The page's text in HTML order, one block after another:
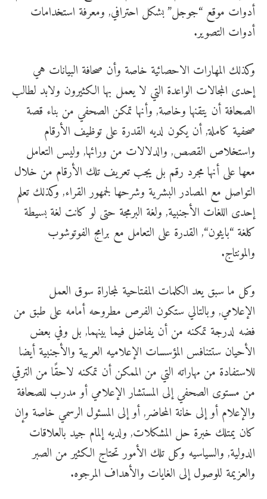
أدوات موقع “جوجل” بشكل احترافي, ومعرفة استخدامات
أدوات التصوير.
وكذلك المهارات الاحصائية خاصة وأن صحافة البيانات هي
إحدى المجالات الواعدة التي لا يعمل بها الكثيرون ولابد لطالب
الصحافة أن يتقنها وخاصة, وأنها تمكن الصحفي من بناء قصة
صحفية كاملة, أن يكون لديه القدرة على توظيف الأرقام
واستخلاص القصص, والدلالات من ورائها, وليس التعامل
معها على أنها مجرد رقم بل يجب تعريف تلك الأرقام من خلال
التواصل مع المصادر البشرية وشرحها لجمهور القراء, وكذلك تعلم
إحدى اللغات الأجنبية, ولغة البرمجة حتى لو كانت لغة بسيطة
كلغة “بايثون“, القدرة على التعامل مع برامج الفوتوشوب
والمونتاج.
وكل ما سبق يعد الكلمات المفتاحية لمجاراة سوق العمل
الإعلامي, وبالتالي ستكون الفرص مطروحه أمامه على طبق من
فضه لدرجة تمكنه من أن يفاضل فيما بينهما, بل وفي بعض
الأحيان ستتنافس المؤسسات الإعلاميه العربية والأجنبية أيضا
للاستفادة من مهاراته التي من الممكن أن تمكنه لاحقًا من الترقي
من مستوى الصحفي إلى المستشار الإعلامي أو مدرب للصحافة
والإعلام أو إلى خانة المحاضر, أو إلى المسئول الرسمي خاصة وإن
كان يمتلك خبرة حل المشكلات, ولديه إلمام جيد بالعلاقات
الدولية, والسياسيه وكل تلك الأمور تحتاج الكثير من الصبر
والعزيمة للوصول إلى الغايات والأهداف المرجوه.